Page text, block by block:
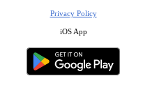
Privacy Policy
iOS App